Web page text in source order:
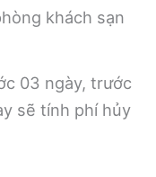
khách sạn
03 ngày, trước
sẽ tính phí hủy